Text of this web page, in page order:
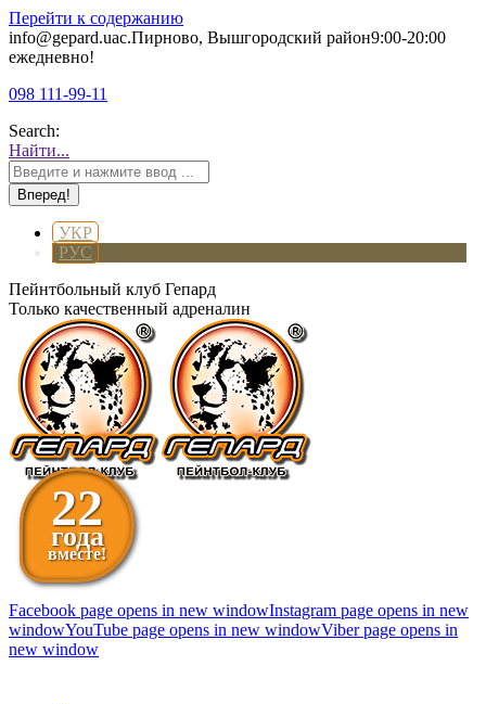
Перейти к содержанию
info@gepard.uaс.Пирново, Вышгородский район9:00-20:00
ежедневно!
098 111-99-11
Search:
Найти...
УКР
РУС
Пейнтбольный клуб Гепард
Только качественный адреналин
22
года
вместе!
Facebook page opens in new windowInstagram page opens in new
windowYouTube page opens in new windowViber page opens in
new window